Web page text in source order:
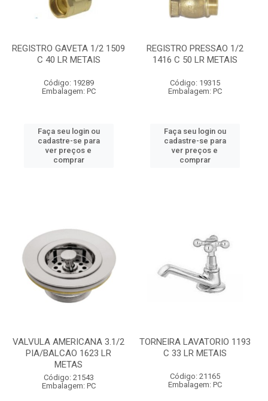
REGISTRO GAVETA 1/2 1509
C 40 LR METAIS
Código: 19289
Embalagem: PC
Faça seu login ou
cadastre-se para
ver preços e
comprar
REGISTRO PRESSAO 1/2
1416 C 50 LR METAIS
Código: 19315
Embalagem: PC
Faça seu login ou
cadastre-se para
ver preços e
comprar
VALVULA AMERICANA 3.1/2
PIA/BALCAO 1623 LR
METAS
Código: 21543
Embalagem: PC
TORNEIRA LAVATORIO 1193
C 33 LR METAIS
Código: 21165
Embalagem: PC